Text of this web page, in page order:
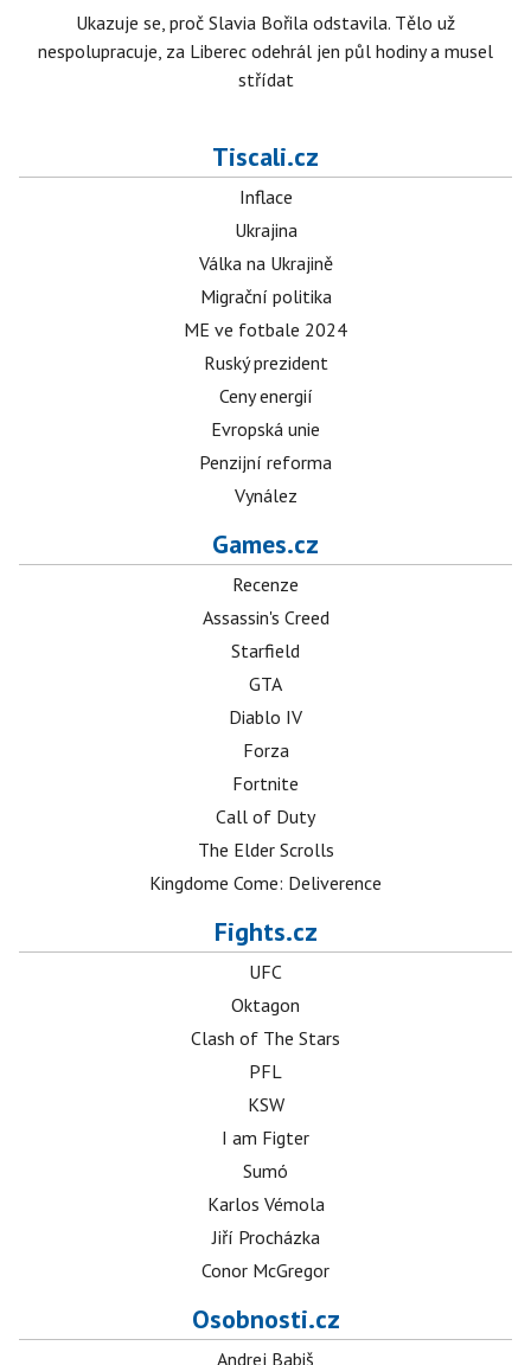
Ukazuje se, proč Slavia Bořila odstavila. Tělo už
nespolupracuje, za Liberec odehrál jen půl hodiny a musel
střídat
Tiscali.cz
Inflace
Ukrajina
Válka na Ukrajině
Migrační politika
ME ve fotbale 2024
Ruský prezident
Ceny energií
Evropská unie
Penzijní reforma
Vynález
Games.cz
Recenze
Assassin's Creed
Starfield
GTA
Diablo IV
Forza
Fortnite
Call of Duty
The Elder Scrolls
Kingdome Come: Deliverence
Fights.cz
UFC
Oktagon
Clash of The Stars
PFL
KSW
I am Figter
Sumó
Karlos Vémola
Jiří Procházka
Conor McGregor
Osobnosti.cz
Andrej Babiš